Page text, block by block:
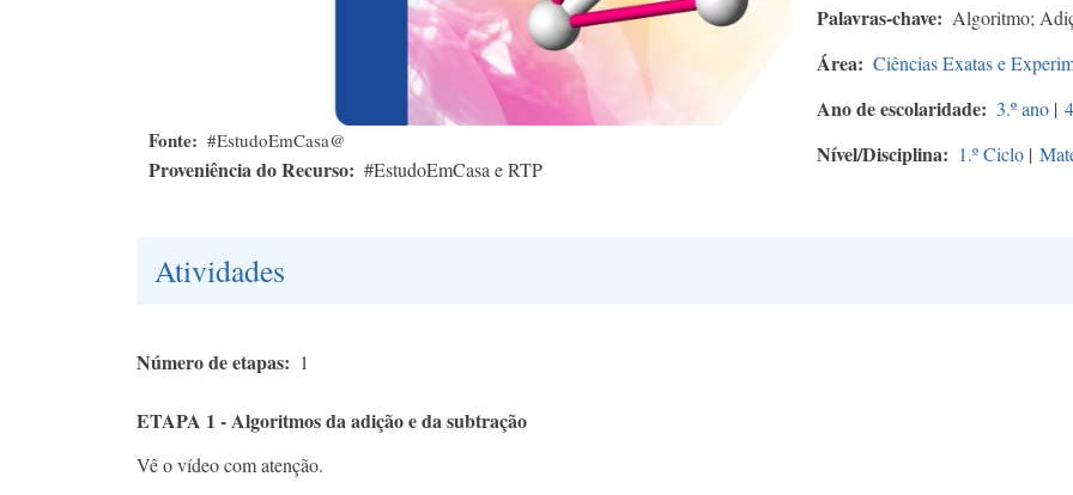
Fonte #EstudoEmCasa@
Proveniência do Recurso #EstudoEmCasa e RTP
Palavras-chave Algoritmo;
Área Ciências Exatas e
Ano de escolaridade 3.º ano |
Nível/Disciplina 1.º Ciclo |
Atividades
Número de etapas 1
ETAPA 1 - Algoritmos da adição e da subtração
Vê o vídeo com atenção.